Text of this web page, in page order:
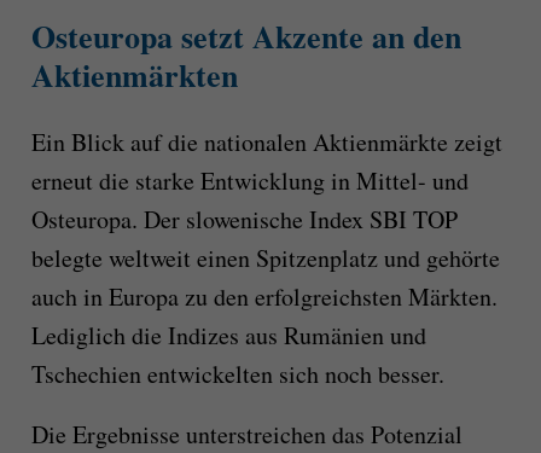
Osteuropa setzt Akzente an den
Aktienmärkten
Ein Blick auf die nationalen Aktienmärkte zeigt
erneut die starke Entwicklung in Mittel- und
Osteuropa. Der slowenische Index SBI TOP
belegte weltweit einen Spitzenplatz und gehörte
auch in Europa zu den erfolgreichsten Märkten.
Lediglich die Indizes aus Rumänien und
Tschechien entwickelten sich noch besser.
Die Ergebnisse unterstreichen das Potenzial